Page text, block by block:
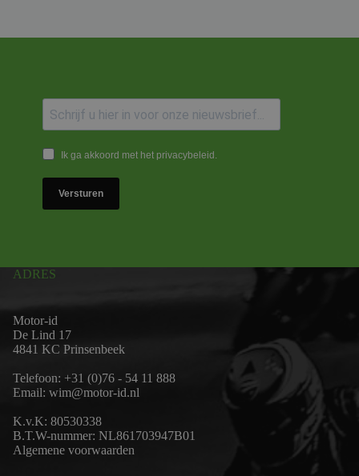
Ik ga akkoord met het privacybeleid.
Versturen
ADRES
Motor-id
De Lind 17
4841 KC Prinsenbeek
Telefoon: +31 (0)76 - 54 11 888
Email: wim@motor-id.nl
K.v.K: 80530338
B.T.W-nummer: NL861703947B01
Algemene voorwaarden